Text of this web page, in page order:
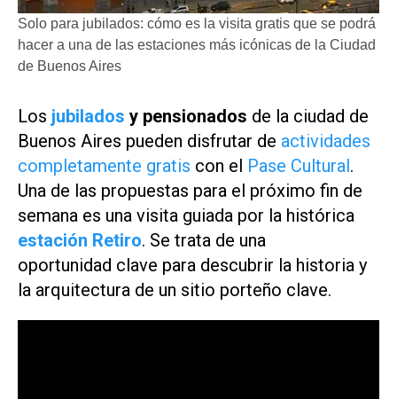
Solo para jubilados: cómo es la visita gratis que se podrá
hacer a una de las estaciones más icónicas de la Ciudad
de Buenos Aires
Los jubilados y pensionados de la ciudad de
Buenos Aires pueden disfrutar de actividades
completamente gratis con el Pase Cultural.
Una de las propuestas para el próximo fin de
semana es una visita guiada por la histórica
estación Retiro. Se trata de una
oportunidad clave para descubrir la historia y
la arquitectura de un sitio porteño clave.